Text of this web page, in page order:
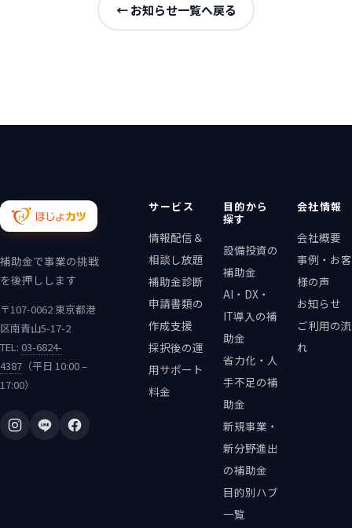
← お知らせ一覧へ戻る
補助金で事業の挑戦
を後押しします
〒107-0062 東京都港
区南青山5-17-2
TEL: 03-6824-
4387 （平日 10:00 –
17:00）
サービス
情報配信＆
相談し放題
補助金診断
申請書類の
作成支援
採択後の運
用サポート
料金
目的から
探す
設備投資の
補助金
AI・DX・
IT導入の補
助金
省力化・人
手不足の補
助金
新規事業・
新分野進出
の補助金
目的別ハブ
一覧
会社情報
会社概要
事例・お客
様の声
お知らせ
ご利用の流
れ